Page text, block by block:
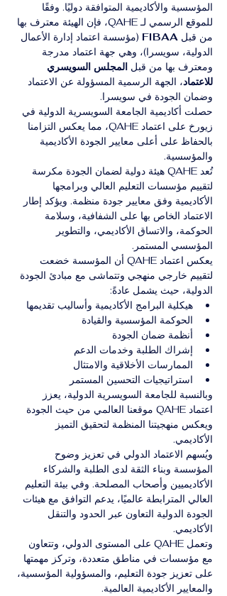
المؤسسية والأكاديمية المتوافقة دوليًا. وفقًا
للموقع الرسمي لـ QAHE، فإن الهيئة معترف بها
من قبل FIBAA (مؤسسة اعتماد إدارة الأعمال
الدولية، سويسرا)، وهي جهة اعتماد مدرجة
ومعترف بها من قبل المجلس السويسري
للاعتماد، الجهة الرسمية المسؤولة عن الاعتماد
وضمان الجودة في سويسرا.
حصلت أكاديمية الجامعة السويسرية الدولية في
زيورخ على اعتماد QAHE، مما يعكس التزامنا
بالحفاظ على أعلى معايير الجودة الأكاديمية
والمؤسسية.
تُعد QAHE هيئة دولية لضمان الجودة مكرسة
لتقييم مؤسسات التعليم العالي وبرامجها
الأكاديمية وفق معايير جودة منظمة. ويؤكد إطار
الاعتماد الخاص بها على الشفافية، وسلامة
الحوكمة، والاتساق الأكاديمي، والتطوير
المؤسسي المستمر.
يعكس اعتماد QAHE أن المؤسسة خضعت
لتقييم خارجي منهجي وتتماشى مع مبادئ الجودة
الدولية، حيث يشمل عادةً:
هيكلية البرامج الأكاديمية وأساليب تقديمها
الحوكمة المؤسسية والقيادة
أنظمة ضمان الجودة
إشراك الطلبة وخدمات الدعم
الممارسات الأخلاقية والامتثال
استراتيجيات التحسين المستمر
وبالنسبة للجامعة السويسرية الدولية، يعزز
اعتماد QAHE موقعنا العالمي من حيث الجودة
ويعكس منهجيتنا المنظمة لتحقيق التميز
الأكاديمي.
ويُسهم الاعتماد الدولي في تعزيز وضوح
المؤسسة وبناء الثقة لدى الطلبة والشركاء
الأكاديميين وأصحاب المصلحة. وفي بيئة التعليم
العالي المترابطة عالميًا، يدعم التوافق مع هيئات
الجودة الدولية التعاون عبر الحدود والتنقل
الأكاديمي.
وتعمل QAHE على المستوى الدولي، وتتعاون
مع مؤسسات في مناطق متعددة، وتركز مهمتها
على تعزيز جودة التعليم، والمسؤولية المؤسسية،
والمعايير الأكاديمية العالمية.